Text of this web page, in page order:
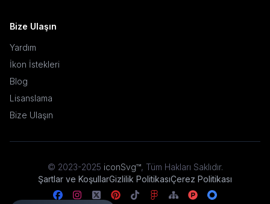
Bize Ulaşın
Yardım
İkon İstekleri
Blog
Lisanslama
Bize Ulaşın
© 2023-2025 iconSvg™, Tüm Hakları Saklıdır.
Şartlar ve KoşullarGizlilik PolitikasıÇerez Politikası